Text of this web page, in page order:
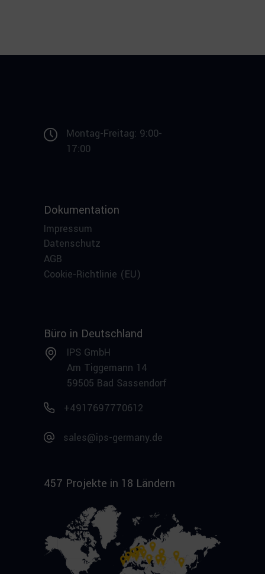
Montag-Freitag: 9:00-
17:00
Dokumentation
Impressum
Datenschutz
AGB
Cookie-Richtlinie (EU)
Büro in Deutschland
IPS GmbH
Am Tiggemann 14
59505 Bad Sassendorf
+4917697770612
sales@ips-germany.de
457 Projekte in 18 Ländern